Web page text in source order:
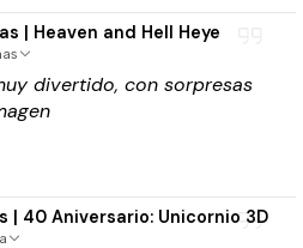
| Heaven and Hell Heye
divertido, con sorpresas
| 40 Aniversario: Unicornio 3D